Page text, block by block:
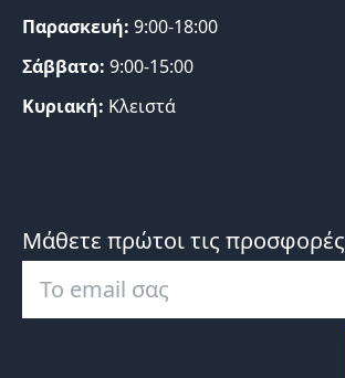
Παρασκευή: 9:00-18:00
Σάββατο: 9:00-15:00
Κυριακή: Κλειστά
Μάθετε πρώτοι τις προσφορές